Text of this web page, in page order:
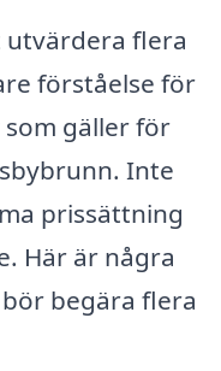
flera
förståelse för
gäller för
Inte
prissättning
Här är några
begära flera